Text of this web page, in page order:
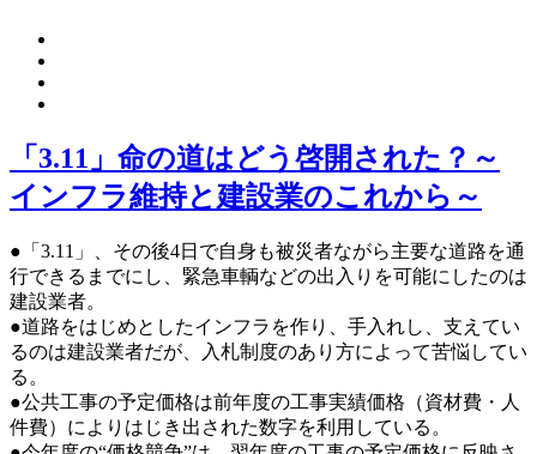
「3.11」命の道はどう啓開された？～
インフラ維持と建設業のこれから～
●「3.11」、その後4日で自身も被災者ながら主要な道路を通
行できるまでにし、緊急車輌などの出入りを可能にしたのは
建設業者。
●道路をはじめとしたインフラを作り、手入れし、支えてい
るのは建設業者だが、入札制度のあり方によって苦悩してい
る。
●公共工事の予定価格は前年度の工事実績価格（資材費・人
件費）によりはじき出された数字を利用している。